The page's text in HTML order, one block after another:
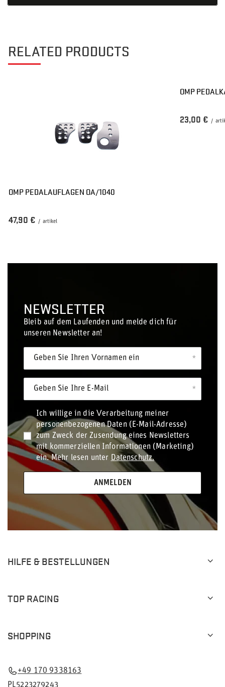
RELATED PRODUCTS
OMP PEDALAUFLAGEN OA/1040
47,90 € / artikel
OMP
23,00 € /
NEWSLETTER
Bleib auf dem Laufenden und melde dich für
unseren Newsletter an!
Geben Sie Ihren Vornamen ein
Geben Sie Ihre E-Mail
Ich willige in die Verarbeitung meiner
personenbezogenen Daten (E-Mail-Adresse)
zum Zweck der Zusendung eines Newsletters
mit kommerziellen Informationen (Marketing)
ein. Mehr lesen unter Datenschutz.
ANMELDEN
HILFE & BESTELLUNGEN
TOP RACING
SHOPPING
+49 170 9338163
PL5223279243